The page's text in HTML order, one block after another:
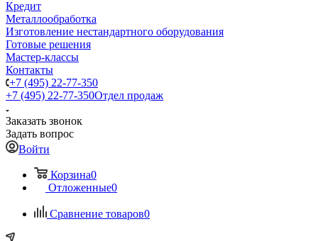
Кредит
Металлообработка
Изготовление нестандартного оборудования
Готовые решения
Мастер-классы
Контакты
+7 (495) 22-77-350
+7 (495) 22-77-350Отдел продаж
Заказать звонок
Задать вопрос
Войти
Корзина0
Отложенные0
Сравнение товаров0